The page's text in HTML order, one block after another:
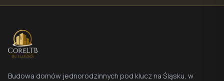
Budowa domów jednorodzinnych pod klucz na Śląsku, w